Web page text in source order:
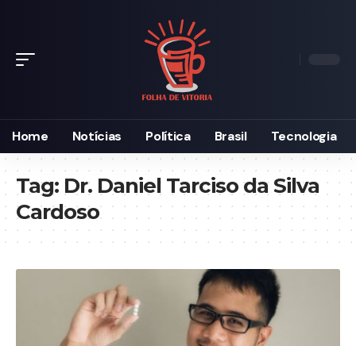
Home Notícias Política Brasil Tecnologia
Tag: Dr. Daniel Tarciso da Silva
Cardoso